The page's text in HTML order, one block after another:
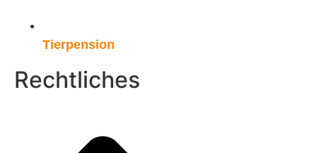
Tierpension
Rechtliches